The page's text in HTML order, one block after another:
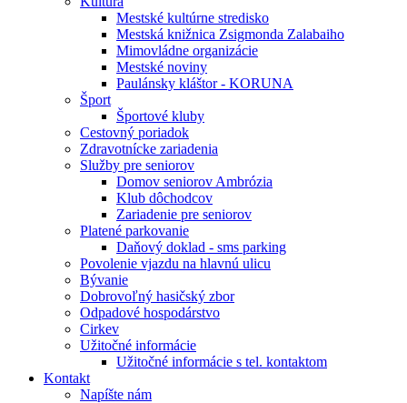
Mestské kultúrne stredisko
Mestská knižnica Zsigmonda Zalabaiho
Mimovládne organizácie
Mestské noviny
Paulánsky kláštor - KORUNA
Šport
Športové kluby
Cestovný poriadok
Zdravotnícke zariadenia
Služby pre seniorov
Domov seniorov Ambrózia
Klub dôchodcov
Zariadenie pre seniorov
Platené parkovanie
Daňový doklad - sms parking
Povolenie vjazdu na hlavnú ulicu
Bývanie
Dobrovoľný hasičský zbor
Odpadové hospodárstvo
Cirkev
Užitočné informácie
Užitočné informácie s tel. kontaktom
Kontakt
Napíšte nám